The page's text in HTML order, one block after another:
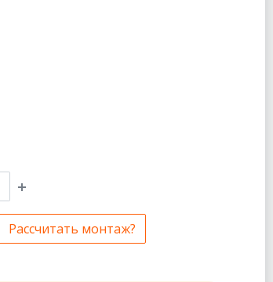
Рассчитать монтаж?